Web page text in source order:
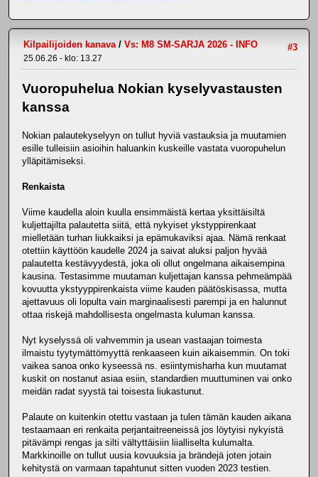
#3
Kilpailijoiden kanava/ Vs: M8 SM-SARJA 2026 - INFO
25.06.26 - klo: 13.27
Vuoropuhelua Nokian kyselyvastausten
kanssa
Nokian palautekyselyyn on tullut hyviä vastauksia ja muutamien
esille tulleisiin asioihin haluankin kuskeille vastata vuoropuhelun
ylläpitämiseksi.
Renkaista
Viime kaudella aloin kuulla ensimmäistä kertaa yksittäisiltä
kuljettajilta palautetta siitä, että nykyiset ykstyppirenkaat
mielletään turhan liukkaiksi ja epämukaviksi ajaa. Nämä renkaat
otettiin käyttöön kaudelle 2024 ja saivat aluksi paljon hyvää
palautetta kestävyydestä, joka oli ollut ongelmana aikaisempina
kausina. Testasimme muutaman kuljettajan kanssa pehmeämpää
kovuutta ykstyyppirenkaista viime kauden päätöskisassa, mutta
ajettavuus oli lopulta vain marginaalisesti parempi ja en halunnut
ottaa riskejä mahdollisesta ongelmasta kuluman kanssa.
Nyt kyselyssä oli vahvemmin ja usean vastaajan toimesta
ilmaistu tyytymättömyyttä renkaaseen kuin aikaisemmin. On toki
vaikea sanoa onko kyseessä ns. esiintymisharha kun muutamat
kuskit on nostanut asiaa esiin, standardien muuttuminen vai onko
meidän radat syystä tai toisesta liukastunut.
Palaute on kuitenkin otettu vastaan ja tulen tämän kauden aikana
testaamaan eri renkaita perjantaitreeneissä jos löytyisi nykyistä
pitävämpi rengas ja silti vältyttäisiin liialliselta kulumalta.
Markkinoille on tullut uusia kovuuksia ja brändejä joten jotain
kehitystä on varmaan tapahtunut sitten vuoden 2023 testien.